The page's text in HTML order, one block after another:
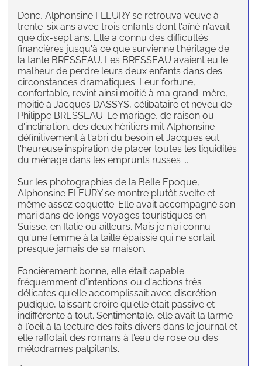
Donc, Alphonsine FLEURY se retrouva veuve à
trente-six ans avec trois enfants dont l'aîné n'avait
que dix-sept ans. Elle a connu des difficultés
financières jusqu'à ce que survienne l'héritage de
la tante BRESSEAU. Les BRESSEAU avaient eu le
malheur de perdre leurs deux enfants dans des
circonstances dramatiques. Leur fortune,
confortable, revint ainsi moitié à ma grand-mère,
moitié à Jacques DASSYS, célibataire et neveu de
Philippe BRESSEAU. Le mariage, de raison ou
d'inclination, des deux héritiers mit Alphonsine
définitivement à l'abri du besoin et Jacques eut
l'heureuse inspiration de placer toutes les liquidités
du ménage dans les emprunts russes ...
Sur les photographies de la Belle Epoque,
Alphonsine FLEURY se montre plutôt svelte et
même assez coquette. Elle avait accompagné son
mari dans de longs voyages touristiques en
Suisse, en Italie ou ailleurs. Mais je n'ai connu
qu'une femme à la taille épaissie qui ne sortait
presque jamais de sa maison.
Foncièrement bonne, elle était capable
fréquemment d'intentions ou d'actions très
délicates qu'elle accomplissait avec discrétion
pudique, laissant croire qu'elle était passive et
indifférente à tout. Sentimentale, elle avait la larme
à l'oeil à la lecture des faits divers dans le journal et
elle raffolait des romans à l'eau de rose ou des
mélodrames palpitants.